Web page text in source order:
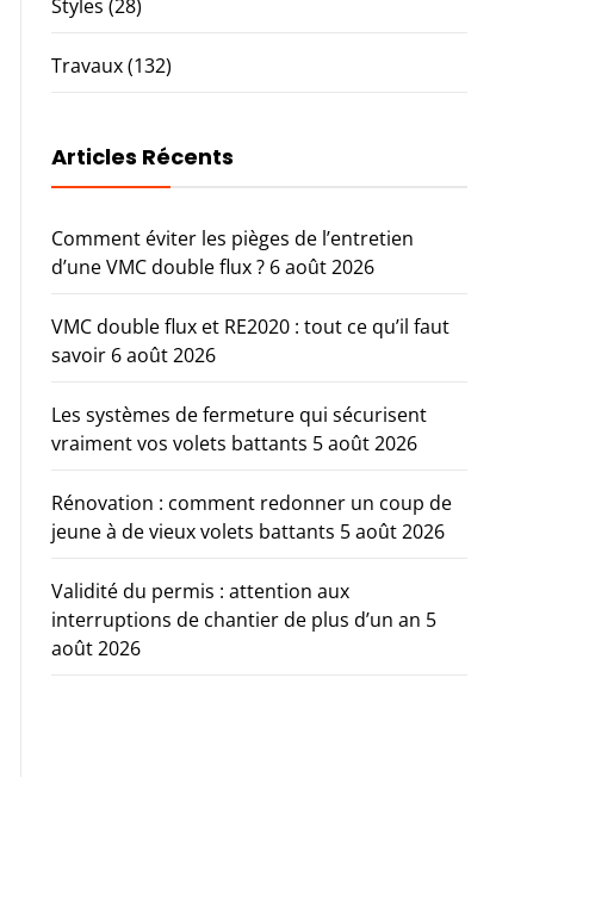
Styles (28)
Travaux(132)
Articles Récents
Comment éviter les pièges de l’entretien
d’une VMC double flux ? 6 août 2026
VMC double flux et RE2020 : tout ce qu’il faut
savoir 6 août 2026
Les systèmes de fermeture qui sécurisent
vraiment vos volets battants 5 août 2026
Rénovation : comment redonner un coup de
jeune à de vieux volets battants 5 août 2026
Validité du permis : attention aux
interruptions de chantier de plus d’un an 5
août 2026